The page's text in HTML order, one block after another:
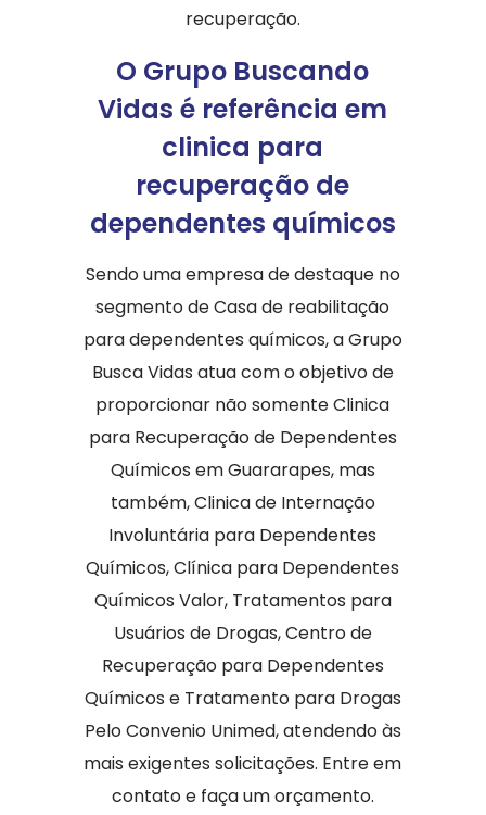
recuperação.
O Grupo Buscando
Vidas é referência em
clinica para
recuperação de
dependentes químicos
Sendo uma empresa de destaque no
segmento de Casa de reabilitação
para dependentes químicos, a Grupo
Busca Vidas atua com o objetivo de
proporcionar não somente Clinica
para Recuperação de Dependentes
Químicos em Guararapes, mas
também, Clinica de Internação
Involuntária para Dependentes
Químicos, Clínica para Dependentes
Químicos Valor, Tratamentos para
Usuários de Drogas, Centro de
Recuperação para Dependentes
Químicos e Tratamento para Drogas
Pelo Convenio Unimed, atendendo às
mais exigentes solicitações. Entre em
contato e faça um orçamento.